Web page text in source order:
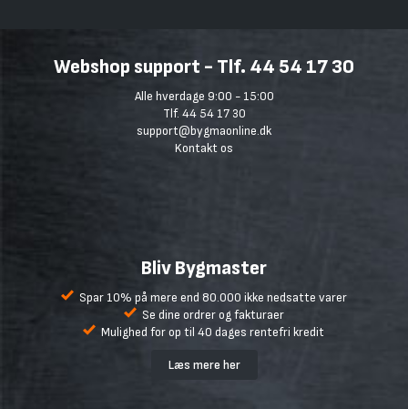
Webshop support - Tlf. 44 54 17 30
Alle hverdage 9:00 - 15:00
Tlf. 44 54 17 30
support@bygmaonline.dk
Kontakt os
Bliv Bygmaster
Spar 10% på mere end 80.000 ikke nedsatte varer
Se dine ordrer og fakturaer
Mulighed for op til 40 dages rentefri kredit
Læs mere her